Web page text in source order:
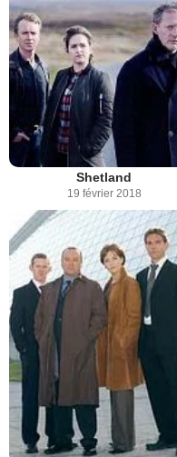
Shetland
19 février 2018